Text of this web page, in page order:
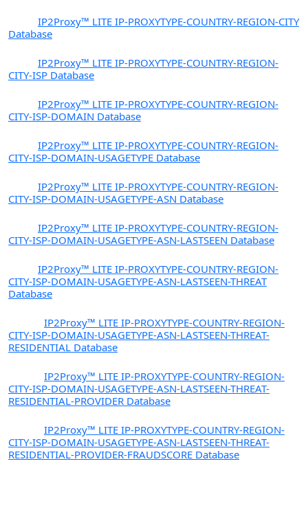
IP2Proxy™ LITE IP-PROXYTYPE-COUNTRY-REGION-CITY
Database
IP2Proxy™ LITE IP-PROXYTYPE-COUNTRY-REGION-
CITY-ISP Database
IP2Proxy™ LITE IP-PROXYTYPE-COUNTRY-REGION-
CITY-ISP-DOMAIN Database
IP2Proxy™ LITE IP-PROXYTYPE-COUNTRY-REGION-
CITY-ISP-DOMAIN-USAGETYPE Database
IP2Proxy™ LITE IP-PROXYTYPE-COUNTRY-REGION-
CITY-ISP-DOMAIN-USAGETYPE-ASN Database
IP2Proxy™ LITE IP-PROXYTYPE-COUNTRY-REGION-
CITY-ISP-DOMAIN-USAGETYPE-ASN-LASTSEEN Database
IP2Proxy™ LITE IP-PROXYTYPE-COUNTRY-REGION-
CITY-ISP-DOMAIN-USAGETYPE-ASN-LASTSEEN-THREAT
Database
IP2Proxy™ LITE IP-PROXYTYPE-COUNTRY-REGION-
CITY-ISP-DOMAIN-USAGETYPE-ASN-LASTSEEN-THREAT-
RESIDENTIAL Database
IP2Proxy™ LITE IP-PROXYTYPE-COUNTRY-REGION-
CITY-ISP-DOMAIN-USAGETYPE-ASN-LASTSEEN-THREAT-
RESIDENTIAL-PROVIDER Database
IP2Proxy™ LITE IP-PROXYTYPE-COUNTRY-REGION-
CITY-ISP-DOMAIN-USAGETYPE-ASN-LASTSEEN-THREAT-
RESIDENTIAL-PROVIDER-FRAUDSCORE Database